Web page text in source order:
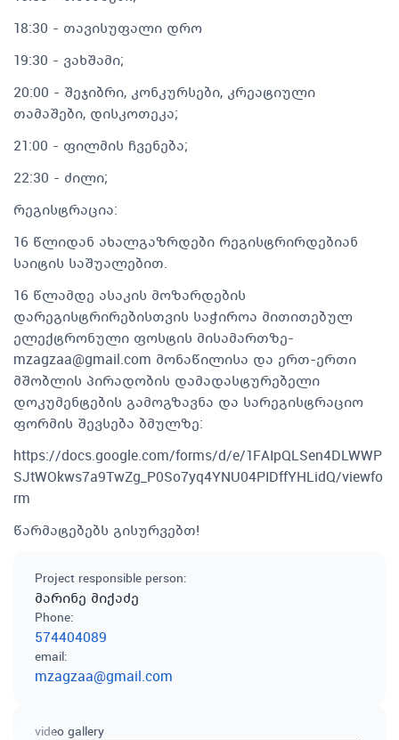
18:30 - თავისუფალი დრო
19:30 - ვახშამი;
20:00 - შეჯიბრი, კონკურსები, კრეატიული
თამაშები, დისკოთეკა;
21:00 - ფილმის ჩვენება;
22:30 - ძილი;
რეგისტრაცია:
16 წლიდან ახალგაზრდები რეგისტრირდებიან
საიტის საშუალებით.
16 წლამდე ასაკის მოზარდების
დარეგისტრირებისთვის საჭიროა მითითებულ
ელექტრონული ფოსტის მისამართზე-
mzagzaa@gmail.com მონაწილისა და ერთ-ერთი
მშობლის პირადობის დამადასტურებელი
დოკუმენტების გამოგზავნა და სარეგისტრაციო
ფორმის შევსება ბმულზე:
https://docs.google.com/forms/d/e/1FAIpQLSen4DLWWP
SJtWOkws7a9TwZg_P0So7yq4YNU04PIDffYHLidQ/viewfo
rm
წარმატებებს გისურვებთ!
Project responsible person:
მარინე მიქაძე
Phone:
574404089
email:
mzagzaa@gmail.com
video gallery